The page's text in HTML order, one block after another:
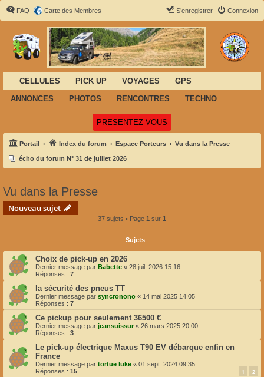
FAQ Carte des Membres Connexion
S’enregistrer
CELLULES PICK UP VOYAGES
GPS
ANNONCES
PHOTOS RENCONTRES TECHNO
PRESENTEZ-VOUS
Portail Index du forum Espace Porteurs Vu dans la Presse
écho du forum N° 31 de juillet 2026
Vu dans la Presse
Nouveau sujet
37 sujets • Page 1 sur 1
Sujets
Choix de pick-up en 2026
Dernier message par Babette « 28 juil. 2026 15:16
Réponses : 7
la sécurité des pneus TT
Dernier message par syncronono « 14 mai 2025 14:05
Réponses : 7
Ce pickup pour seulement 36500 €
Dernier message par jeansuissur« 26 mars 2025 20:00
Réponses : 3
Le pick-up électrique Maxus T90 EV débarque enfin en
France
Dernier message par tortue luke « 01 sept. 2024 09:35
Réponses : 15 1 2